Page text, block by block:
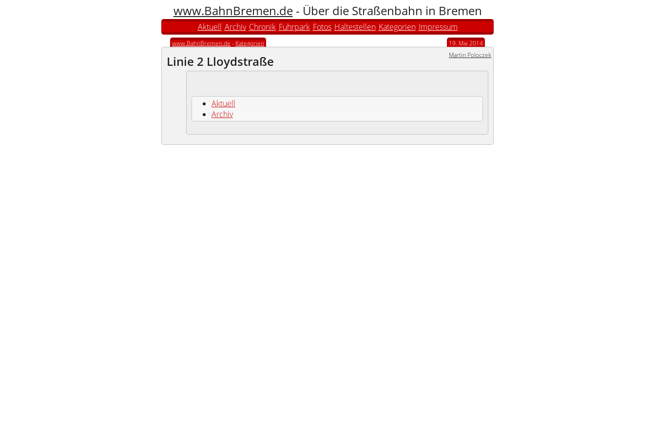
www.BahnBremen.de- Über die Straßenbahn in Bremen
Aktuell Archiv Chronik Fuhrpark Fotos Haltestellen Kategorien Impressum
www.BahnBremen.de - Kategorien 19. Mai 2014
Linie 2 Lloydstraße Martin Poloczek
Aktuell
Archiv